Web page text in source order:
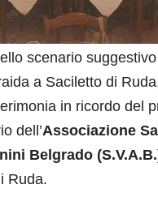
scenario suggestivo
a Saciletto di
in ricordo del
dell’Associazione
Belgrado
Ruda.